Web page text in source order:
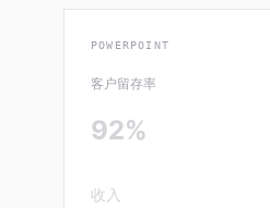
POWERPOINT
客户留存率
92%
收入